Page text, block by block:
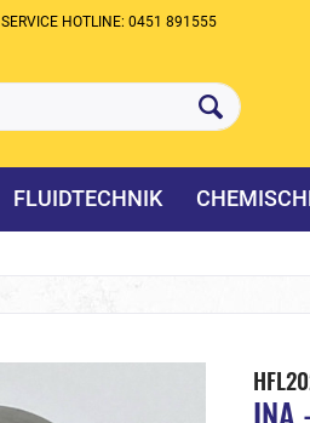
SERVICE HOTLINE: 0451 891555
FLUIDTECHNIK